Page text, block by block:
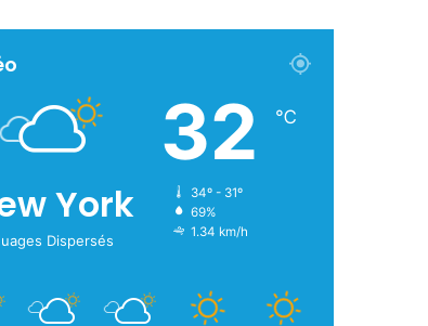
York
Dispersés
32 ℃
34º - 31º
69%
1.34 km/h